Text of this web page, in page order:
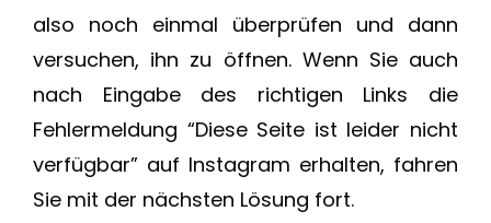
also noch einmal überprüfen und dann
versuchen, ihn zu öffnen. Wenn Sie auch
nach Eingabe des richtigen Links die
Fehlermeldung “Diese Seite ist leider nicht
verfügbar” auf Instagram erhalten, fahren
Sie mit der nächsten Lösung fort.